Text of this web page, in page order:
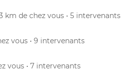
3 km de chez vous • 5 intervenants
vous • 9 intervenants
vous • 7 intervenants